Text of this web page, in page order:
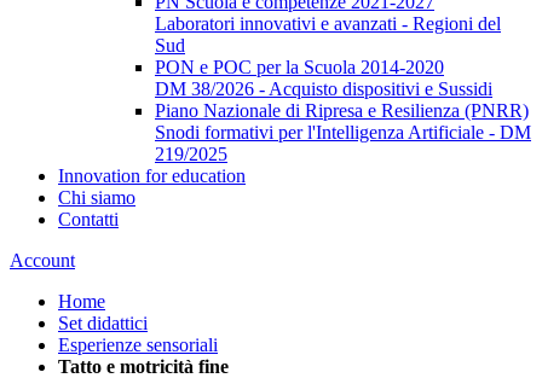
Laboratori innovativi e avanzati - Regioni del
Sud
PON e POC per la Scuola 2014-2020
DM 38/2026 - Acquisto dispositivi e Sussidi
Piano Nazionale di Ripresa e Resilienza (PNRR)
Snodi formativi per l'Intelligenza Artificiale - DM
219/2025
Innovation for education
Chi siamo
Contatti
Account
Home
Set didattici
Esperienze sensoriali
Tatto e motricità fine